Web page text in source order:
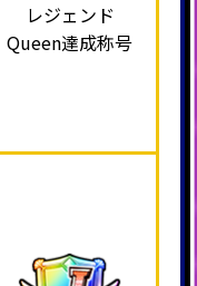
レジェンド
Queen達成称号